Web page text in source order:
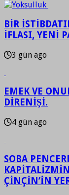
BİR
İFLASI, YENİ
3 gün ago
EMEK VE
DİRENİŞİ.
4 gün ago
SOBA
ÇİNÇİN’İN